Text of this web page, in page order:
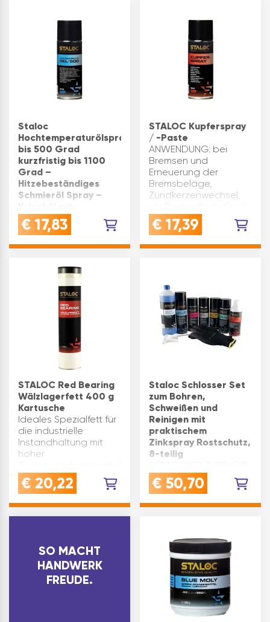
Gelenken und Ku…
PräzisionsteilenEXTREM
WIDERSTANDSFÄHIG:
dieses Fenster Schmi…
Staloc
Hochtemperaturölspray
bis 500 Grad
kurzfristig bis 1100
Grad –
Hitzebeständiges
Schmieröl Spray –
Korrosionsschutz,
Hochtemperatur Öl
und Werkstatt, 400ml
HOCHTEMPERATUR ÖL
SPRAY: Zur Schmierung
von Führungen,
Werkzeugen,
Maschinen und
beweglichen Teilen in
Industrie, Produktion
und Werkstatt sowie
für hitzebelastete
AnwendungenQUALITÄT:
Erstklassige…
€ 17,83
STALOC Kupferspray
/ -Paste
ANWENDUNG: bei
Bremsen und
Erneuerung der
Bremsbeläge,
Zündkerzenwechsel,
Verschraubungen an
Abgas- und
Anlagenzum
Achsen u…
€ 17,39
STALOC Red Bearing
Wälzlagerfett 400 g
Kartusche
Ideales Spezialfett für
die industrielle
Instandhaltung mit
hoher
Dieses Spezialfett ist
für einen breiten
eine hohe
€ 20,22
Staloc Schlosser Set
zum Bohren,
Schweißen und
Reinigen mit
praktischem
Zinkspray Rostschutz,
8-teilig
diese hochwertigen
Staloc Produkte
Schlosser bei der
Reinigung und
PflegeEFFEKTIVER
SCHWEIßSCHUTZ:
Schweißschutzspray
zum Schu…
€ 50,70
SO MACHT
HANDWERK
FREUDE.